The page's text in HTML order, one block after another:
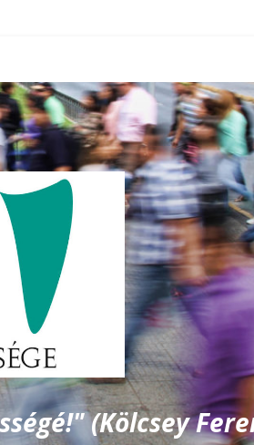
(Kölcsey